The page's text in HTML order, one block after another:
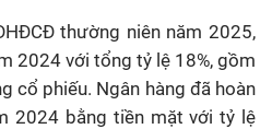
thường niên năm 2025,
2024 với tổng tỷ lệ 18%, gồm
cổ phiếu. Ngân hàng đã hoàn
2024 bằng tiền mặt với tỷ lệ